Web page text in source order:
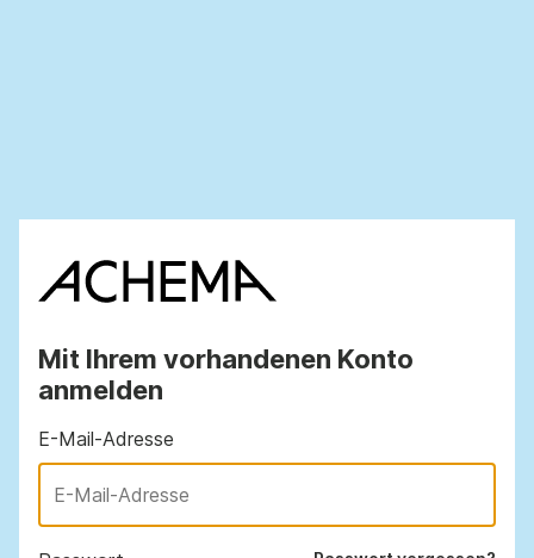
Mit Ihrem vorhandenen Konto
anmelden
E-Mail-Adresse